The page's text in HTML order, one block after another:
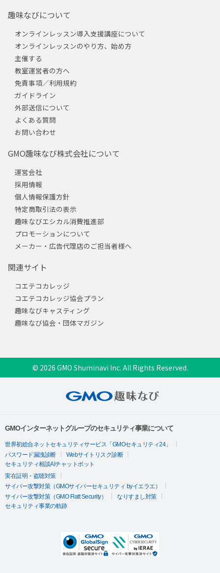
趣味なびについて
オンラインレッスン導入支援講座について
オンラインレッスンのやり方、始め方
主催する
教室運営者の方へ
免責事項／利用規約
ガイドライン
外部送信について
よくある質問
お問い合わせ
GMO趣味なび株式会社について
運営会社
採用情報
個人情報保護方針
特定商取引法の表示
趣味なびエシカル消費推進部
プロモーションについて
メーカー・広告代理店のご担当者様へ
関連サイト
コエテコカレッジ
コエテコカレッジ協会プラン
趣味なびキャスティング
趣味なび協会・団体マガジン
© 2026 GMO Shuminavi Inc. All Rights Reserved.